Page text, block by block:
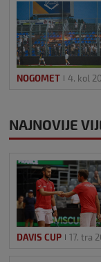
NOGOMET 4. kol
NAJNOVIJE
DAVIS CUP 17. tra